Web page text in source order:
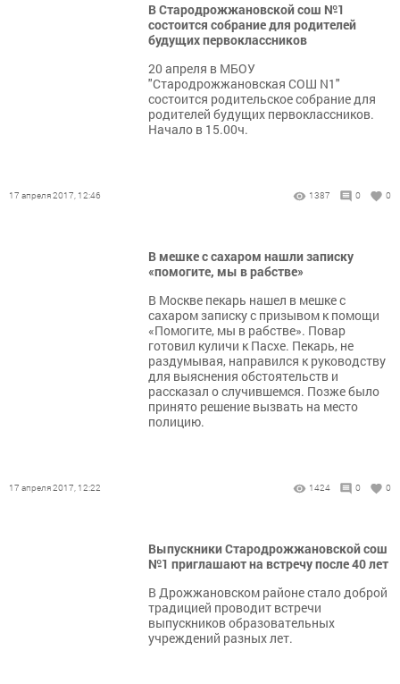
В Стародрожжановской сош №1
состоится собрание для родителей
будущих первоклассников
20 апреля в МБОУ
"Стародрожжановская СОШ N1"
состоится родительское собрание для
родителей будущих первоклассников.
Начало в 15.00ч.
17 апреля 2017, 12:46 1387 0 0
В мешке с сахаром нашли записку
«помогите, мы в рабстве»
В Москве пекарь нашел в мешке с
сахаром записку с призывом к помощи
«Помогите, мы в рабстве». Повар
готовил куличи к Пасхе. Пекарь, не
раздумывая, направился к руководству
для выяснения обстоятельств и
рассказал о случившемся. Позже было
принято решение вызвать на место
полицию.
17 апреля 2017, 12:22 1424 0 0
Выпускники Стародрожжановской сош
№1 приглашают на встречу после 40 лет
В Дрожжановском районе стало доброй
традицией проводит встречи
выпускников образовательных
учреждений разных лет.